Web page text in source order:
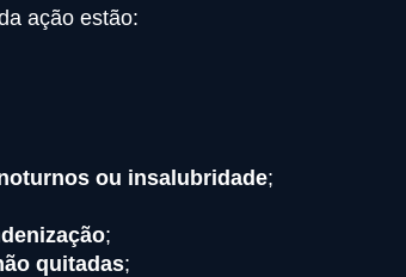
ação estão:
ou insalubridade;
;
quitadas;